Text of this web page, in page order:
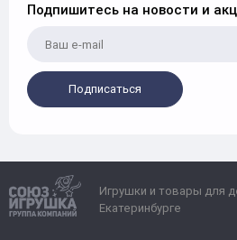
Подпишитесь на новости и
Подписаться
Игрушки и товары для
Екатеринбурге